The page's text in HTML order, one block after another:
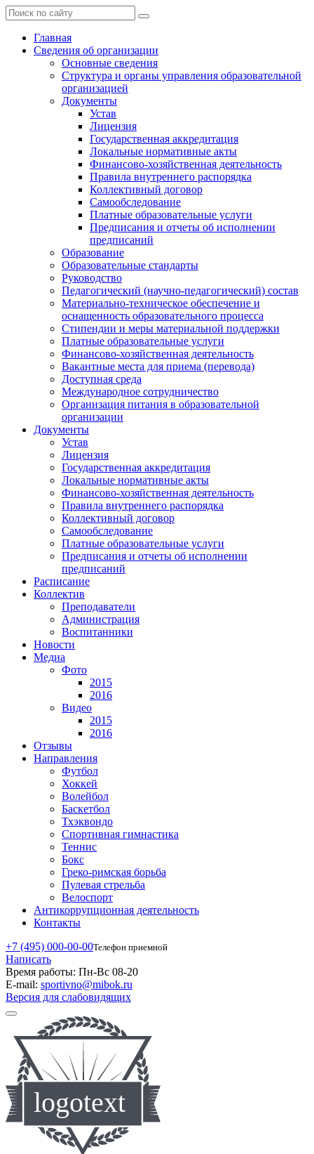
Главная
Сведения об организации
Основные сведения
Структура и органы управления образовательной
организацией
Документы
Устав
Лицензия
Государственная аккредитация
Локальные нормативные акты
Финансово-хозяйственная деятельность
Правила внутреннего распорядка
Коллективный договор
Самообследование
Платные образовательные услуги
Предписания и отчеты об исполнении
предписаний
Образование
Образовательные стандарты
Руководство
Педагогический (научно-педагогический) состав
Материально-техническое обеспечение и
оснащенность образовательного процесса
Стипендии и меры материальной поддержки
Платные образовательные услуги
Финансово-хозяйственная деятельность
Вакантные места для приема (перевода)
Доступная среда
Международное сотрудничество
Организация питания в образовательной
организации
Документы
Устав
Лицензия
Государственная аккредитация
Локальные нормативные акты
Финансово-хозяйственная деятельность
Правила внутреннего распорядка
Коллективный договор
Самообследование
Платные образовательные услуги
Предписания и отчеты об исполнении
предписаний
Расписание
Коллектив
Преподаватели
Администрация
Воспитанники
Новости
Медиа
Фото
2015
2016
Видео
2015
2016
Отзывы
Направления
Футбол
Хоккей
Волейбол
Баскетбол
Тхэквондо
Спортивная гимнастика
Теннис
Бокс
Греко-римская борьба
Пулевая стрельба
Велоспорт
Антикоррупционная деятельность
Контакты
+7 (495) 000-00-00Телефон приемной
Написать
Время работы: Пн-Вс 08-20
E-mail: sportivno@mibok.ru
Версия для слабовидящих